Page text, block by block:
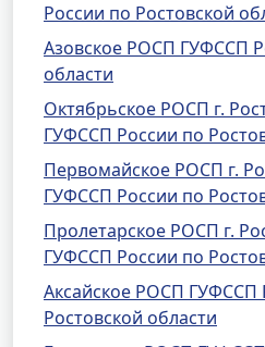
России по Ростовской
Азовское РОСП ГУФССП
области
Октябрьское РОСП г.
ГУФССП России по
Первомайское РОСП г.
ГУФССП России по
Пролетарское РОСП г.
ГУФССП России по
Аксайское РОСП ГУФССП
Ростовской области